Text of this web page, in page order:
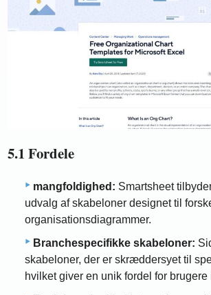
5.1 Fordele
mangfoldighed: Smartsheet
udvalg af skabeloner designet til
organisationsdiagrammer.
Branchespecifikke skabeloner:
skabeloner, der er skræddersyet til
hvilket giver en unik fordel for brugere